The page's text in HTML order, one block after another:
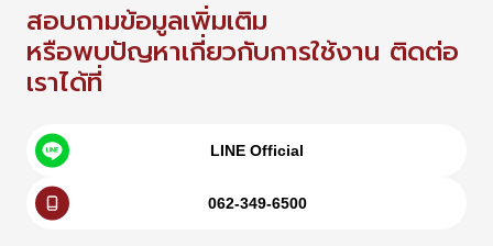
สอบถามข้อมูลเพิ่มเติม
หรือพบปัญหาเกี่ยวกับการใช้งาน ติดต่อ
เราได้ที่
LINE Official
062-349-6500